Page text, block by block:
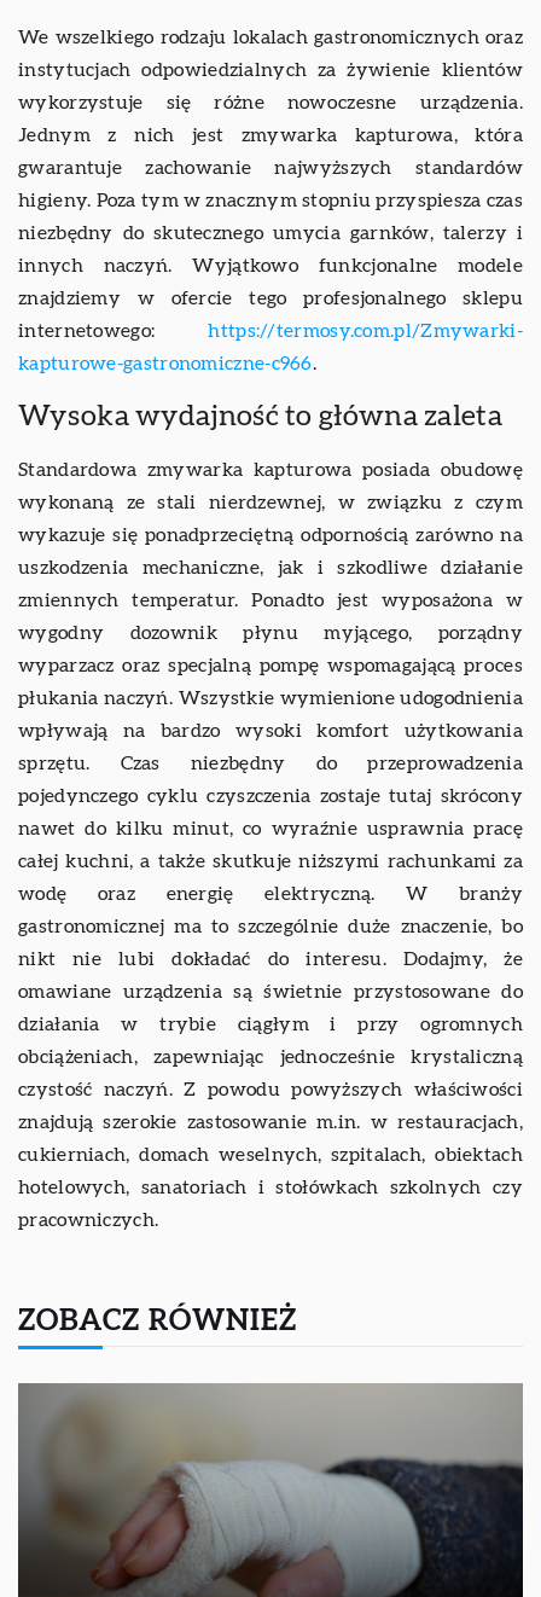
We wszelkiego rodzaju lokalach gastronomicznych oraz
instytucjach odpowiedzialnych za żywienie klientów
wykorzystuje się różne nowoczesne urządzenia.
Jednym z nich jest zmywarka kapturowa, która
gwarantuje zachowanie najwyższych standardów
higieny. Poza tym w znacznym stopniu przyspiesza czas
niezbędny do skutecznego umycia garnków, talerzy i
innych naczyń. Wyjątkowo funkcjonalne modele
znajdziemy w ofercie tego profesjonalnego sklepu
internetowego:https://termosy.com.pl/Zmywarki-
kapturowe-gastronomiczne-c966.
Wysoka wydajność to główna zaleta
Standardowa zmywarka kapturowa posiada obudowę
wykonaną ze stali nierdzewnej, w związku z czym
wykazuje się ponadprzeciętną odpornością zarówno na
uszkodzenia mechaniczne, jak i szkodliwe działanie
zmiennych temperatur. Ponadto jest wyposażona w
wygodny dozownik płynu myjącego, porządny
wyparzacz oraz specjalną pompę wspomagającą proces
płukania naczyń. Wszystkie wymienione udogodnienia
wpływają na bardzo wysoki komfort użytkowania
sprzętu. Czas niezbędny do przeprowadzenia
pojedynczego cyklu czyszczenia zostaje tutaj skrócony
nawet do kilku minut, co wyraźnie usprawnia pracę
całej kuchni, a także skutkuje niższymi rachunkami za
wodę oraz energię elektryczną. W branży
gastronomicznej ma to szczególnie duże znaczenie, bo
nikt nie lubi dokładać do interesu. Dodajmy, że
omawiane urządzenia są świetnie przystosowane do
działania w trybie ciągłym i przy ogromnych
obciążeniach, zapewniając jednocześnie krystaliczną
czystość naczyń. Z powodu powyższych właściwości
znajdują szerokie zastosowanie m.in. w restauracjach,
cukierniach, domach weselnych, szpitalach, obiektach
hotelowych, sanatoriach i stołówkach szkolnych czy
pracowniczych.
ZOBACZ RÓWNIEŻ